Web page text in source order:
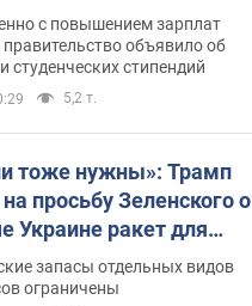
с повышением зарплат
правительство объявило об
студенческих стипендий
5,2 т.
тоже нужны»: Трамп
просьбу Зеленского о
Украине ракет для
запасы отдельных видов
ограничены